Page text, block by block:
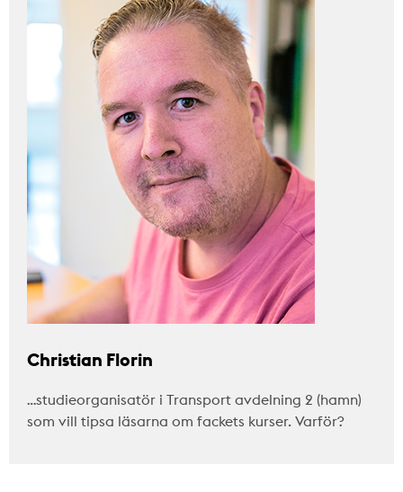
Christian Florin
…studieorganisatör i Transport avdelning 2 (hamn)
som vill tipsa läsarna om fackets kurser. Varför?